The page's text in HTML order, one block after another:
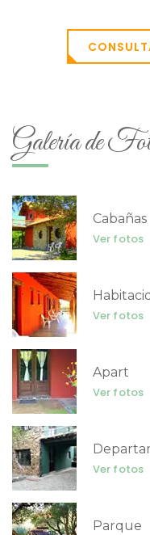
Galería de
Cabañas
Ver fotos
Ver fotos
Apart
Ver fotos
Ver fotos
Parque